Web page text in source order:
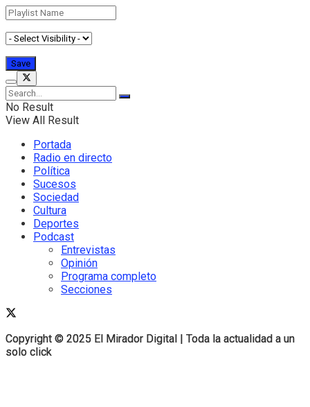
Copyright © 2025 El Mirador Digital | Toda la actualidad a un
solo click
No Result
View All Result
Portada
Radio en directo
Política
Sucesos
Sociedad
Cultura
Deportes
Podcast
Entrevistas
Opinión
Programa completo
Secciones
Copyright © 2025 El Mirador Digital | Toda la actualidad a un
solo click